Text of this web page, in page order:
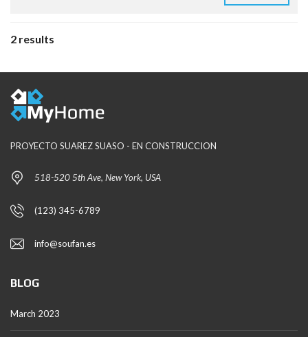
2 results
PROYECTO SUAREZ SUASO - EN CONSTRUCCION
518-520 5th Ave, New York, USA
(123) 345-6789
info@soufan.es
BLOG
March 2023